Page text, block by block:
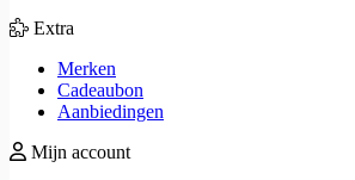
Extra
Merken
Cadeaubon
Aanbiedingen
Mijn account